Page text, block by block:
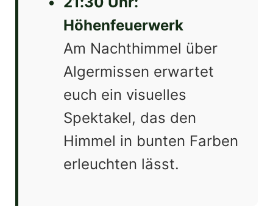
Höhenfeuerwerk
Am Nachthimmel über
Algermissen erwartet
euch ein visuelles
Spektakel, das den
Himmel in bunten Farben
erleuchten lässt.